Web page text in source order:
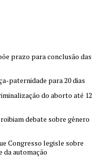
prazo para conclusão das
paternidade para 20 dias
do aborto até 12
debate sobre gênero
Congresso legisle sobre
automação